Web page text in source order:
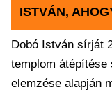
ISTVÁN,
Dobó István sírját
templom átépítése
elemzése alapján